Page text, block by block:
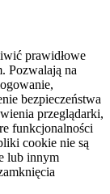
prawidłowe
Pozwalają na
bezpieczeństwa
przeglądarki,
funkcjonalności
cookie nie są
lub innym